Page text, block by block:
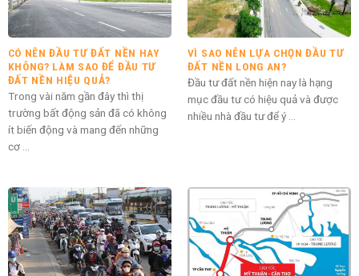
CÓ NÊN ĐẦU TƯ ĐẤT NỀN HAY
KHÔNG? LÀM SAO ĐỂ ĐẦU TƯ
ĐẤT NỀN HIỆU QUẢ?
Trong vài năm gần đây thì thị
trường bất động sản đã có không
ít biến động và mang đến những
cơ ...
VÌ SAO NÊN LỰA CHỌN ĐẦU TƯ
ĐẤT NỀN LONG AN?
Đầu tư đất nền hiện nay là hạng
mục đầu tư có hiệu quả và được
nhiều nhà đầu tư để ý ...